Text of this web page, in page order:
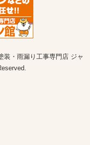
装・雨漏り工事専門店 ジャ